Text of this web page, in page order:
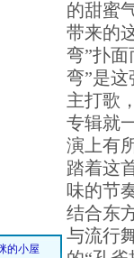
的甜蜜
带来的
弯”扑面
弯”是
主打歌
专辑就
演上有
踏着这
味的节
结合东
与流行